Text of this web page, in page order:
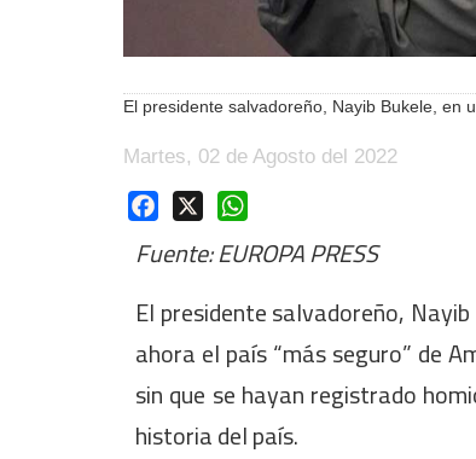
El presidente salvadoreño, Nayib Bukele, en
Martes, 02 de Agosto del 2022
Facebook
Fuente: EUROPA PRESS
El presidente salvadoreño,
ahora el país “más seguro” de
sin que se hayan registrado
historia del país.